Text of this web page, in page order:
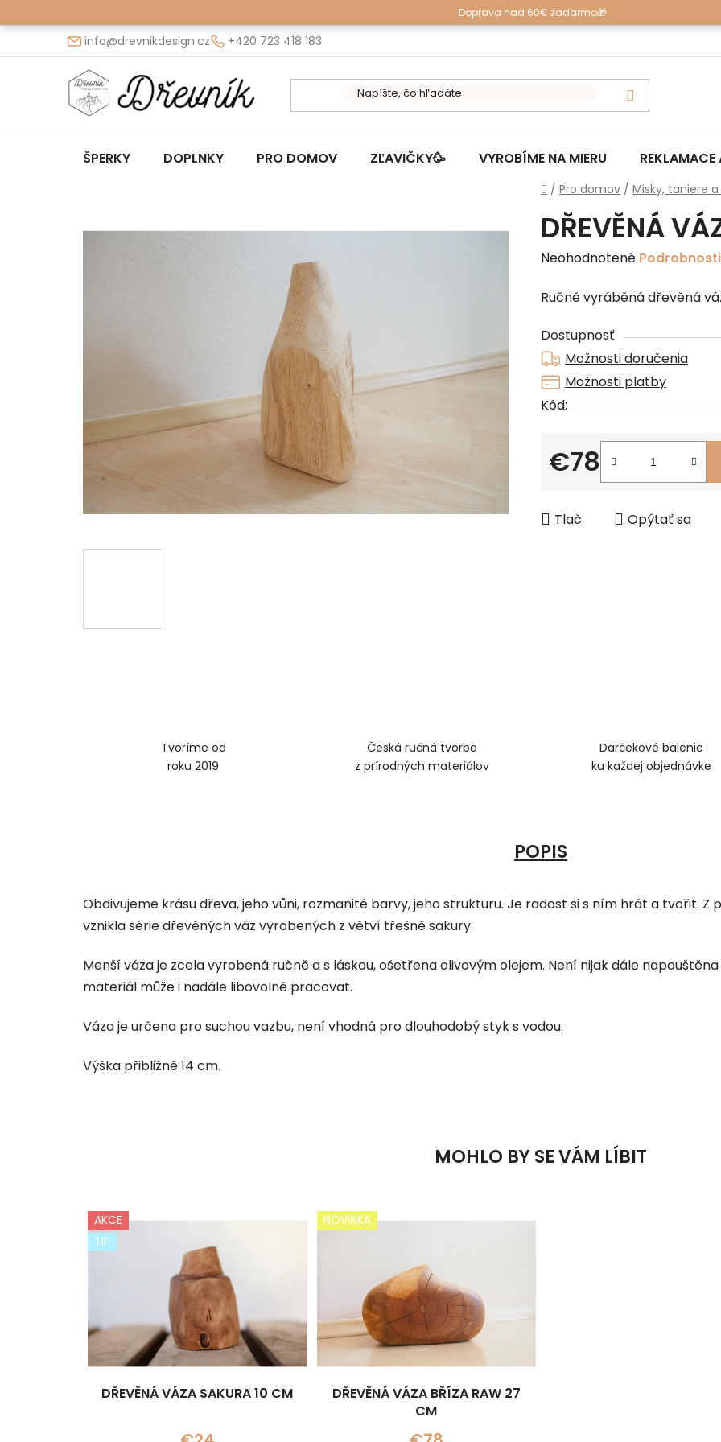
na
Doprava nad 60€ zadarmo🎁
info@drevnikdesign.cz +420 723 418 183
ŠPERKY DOPLNKY PRO DOMOV ZĽAVIČKY🥳 VYROBÍME NA MIERU
Domov
/ Pro domov / Misky, taniere
DŘEVĚNÁ
Priemerné
produktu
0,0
z
5
hviezdičiek.
Neohodnotené
Ručně vyráběná dřevěná
Dostupnosť
Možnosti doručenia
Možnosti platby
Kód:
€78
Jednotková cena:
Tlač Opýtať sa
Tvoríme od
roku 2019
Česká ručná tvorba
z prírodných materiálov
Darčekové balenie
ku každej objednávke
POPIS
Obdivujeme krásu dřeva, jeho vůni, rozmanité barvy, jeho strukturu. Je radost si s ním hrát a tvořit. Z
vznikla série dřevěných váz vyrobených z větví třešně sakury.
Menší váza je zcela vyrobená ručně a s láskou, ošetřena olivovým olejem. Není nijak dále
materiál může i nadále libovolně pracovat.
Váza je určena pro suchou vazbu, není vhodná pro dlouhodobý styk s vodou.
Výška přibližně 14 cm.
MOHLO BY SE VÁM LÍBIT
AKCE
TIP
DŘEVĚNÁ VÁZA SAKURA 10 CM
NOVINKA
DŘEVĚNÁ VÁZA BŘÍZA RAW 27
CM